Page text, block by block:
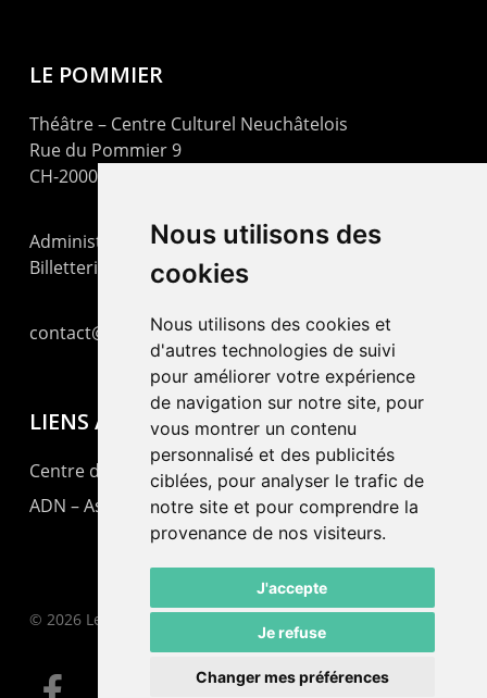
Nous utilisons des
cookies
Nous utilisons des cookies et
d'autres technologies de suivi
pour améliorer votre expérience
de navigation sur notre site, pour
vous montrer un contenu
personnalisé et des publicités
ciblées, pour analyser le trafic de
notre site et pour comprendre la
provenance de nos visiteurs.
J'accepte
Je refuse
Changer mes préférences
LE POMMIER
Théâtre – Centre Culturel Neuchâtelois
Rue du Pommier 9
CH-2000 Neuchâtel
Administration : +41 32 725 03 03
Billetterie : +41 32 725 05 05
contact@lepommier.ch
LIENS AMIS
Centre de culture ABC
ADN – Association Danse Neuchâtel
© 2026 Le Pommier.
facebook email